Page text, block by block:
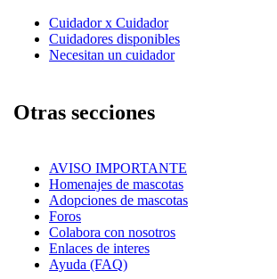
Cuidador x Cuidador
Cuidadores disponibles
Necesitan un cuidador
Otras secciones
AVISO IMPORTANTE
Homenajes de mascotas
Adopciones de mascotas
Foros
Colabora con nosotros
Enlaces de interes
Ayuda (FAQ)